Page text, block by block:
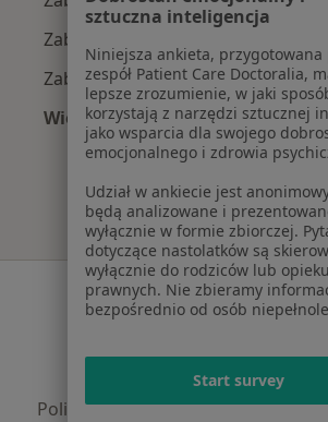
Zaburzenia lękowe w Kielcach
Zaburzenia nastroju w Kielcach
Więcej (15)
Więcej w kategorii:
Serwis
Polityka prywatności
Polityka prywatności
Polityka prywatności dla
sztuczna inteligencja
Niniejsza ankieta, przygotowana
zespół Patient Care Doctoralia,
lepsze zrozumienie, w jaki
korzystają z narzędzi sztucznej
jako wsparcia dla swojego
emocjonalnego i zdrowia
Udział w ankiecie jest
będą analizowane i
wyłącznie w formie zbiorczej.
dotyczące nastolatków są
wyłącznie do rodziców lub
prawnych. Nie zbieramy
bezpośrednio od osób
Start survey